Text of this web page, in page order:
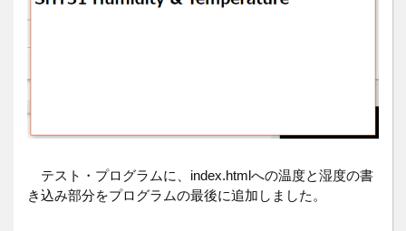
テスト・プログラムに、index.htmlへの温度と湿度の書
き込み部分をプログラムの最後に追加しました。